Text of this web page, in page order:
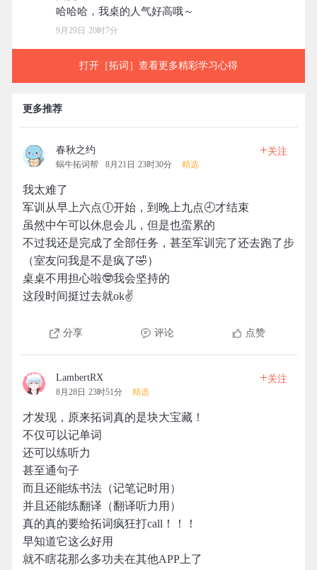
9月29日 20时7分
打开［拓词］查看更多精彩学习心得
更多推荐
春秋之约
蜗牛拓词帮 8月21日 23时30分 精选
+关注
我太难了
军训从早上六点🕕开始，到晚上九点🕘才结束
虽然中午可以休息会儿，但是也蛮累的
不过我还是完成了全部任务，甚至军训完了还去跑了步
（室友问我是不是疯了🤣）
桌桌不用担心啦🤓我会坚持的
这段时间挺过去就ok✌
分享 评论 点赞
LambertRX
8月28日 23时51分 精选
+关注
才发现，原来拓词真的是块大宝藏！
不仅可以记单词
还可以练听力
甚至通句子
而且还能练书法（记笔记时用）
并且还能练翻译（翻译听力用）
真的真的要给拓词疯狂打call！！！
早知道它这么好用
就不瞎花那么多功夫在其他APP上了